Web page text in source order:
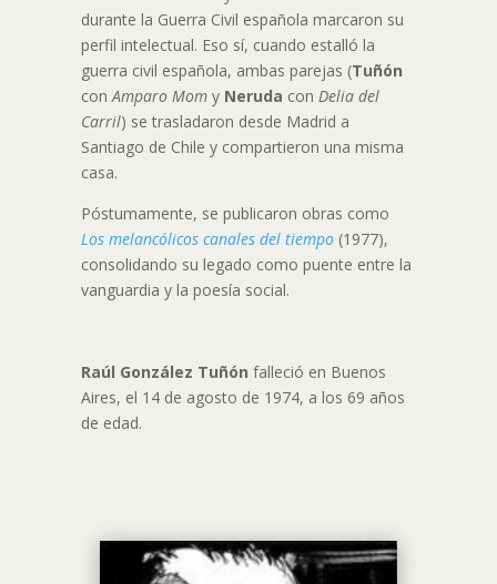
durante la Guerra Civil española marcaron su
perfil intelectual. Eso sí, cuando estalló la
guerra civil española, ambas parejas (Tuñón
conAmparo Momy Neruda con Delia del
Carril) se trasladaron desde Madrid a
Santiago de Chile y compartieron una misma
casa.
Póstumamente, se publicaron obras como
Los melancólicos canales del tiempo(1977),
consolidando su legado como puente entre la
vanguardia y la poesía social.
Raúl González Tuñón falleció en Buenos
Aires, el 14 de agosto de 1974, a los 69 años
de edad.